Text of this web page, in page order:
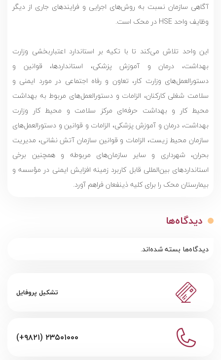
آگاهی سازمان نسبت به روش‌های اجرایی و فرایندهای جاری از دیگر
وظایف واحد HSE در محک است.
این واحد تلاش می‌کند تا با تکیه بر استاندارد اعتباربخشی وزارت
بهداشت، درمان و آموزش پزشکی، استانداردها، قوانین و
دستورالعمل‌های وزارت کار، تعاون و رفاه اجتماعی در مورد ایمنی و
سلامت شغلی کارکنان، الزامات و دستورالعمل‌های مربوط به بهداشت
محیط کار و بهداشت حرفه‌ای مرکز سلامت و محیط کار وزارت
بهداشت، درمان و آموزش پزشکی، الزامات و قوانین و دستورالعمل‌های
سازمان محیط زیست، الزامات و قوانین سازمان آتش نشانی، مدیریت
بحران، شهرداری و سایر سازمان‌های مربوطه و همچنین برخی
استانداردهای بین‌المللی قابل کاربرد زمینه افزایش ایمنی در مؤسسه و
بیمارستان محک را برای کلیه ذینفعان فراهم آورد.
دیدگاه‌ها
دیدگاه‌ها بسته شده‌اند.
تشکیل پروفایل
(+۹۸۲۱) ۲۳۵۰۱۰۰۰